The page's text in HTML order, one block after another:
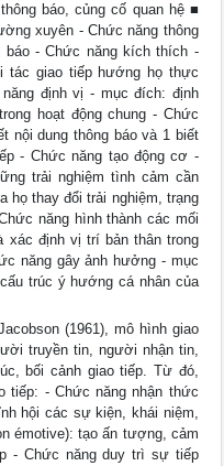
báo, củng cố quan hệ ■
xuyên - Chức năng thông
- Chức năng kích thích -
giao tiếp hướng họ thực
định vị - mục đích: định
hoạt động chung - Chức
nội dung thông báo và 1 biết
- Chức năng tạo động cơ -
trải nghiệm tình cảm cần
họ thay đổi trải nghiệm, trạng
năng hình thành các mối
xác định vị trí bản thân trong
năng gây ảnh hưởng - mục
trúc ý hướng cá nhân của
(1961), mô hình giao
truyền tin, người nhận tin,
bối cảnh giao tiếp. Từ đó,
tiếp: - Chức năng nhận thức
hội các sự kiện, khái niệm,
émotive): tạo ấn tượng, cảm
- Chức năng duy trì sự tiếp